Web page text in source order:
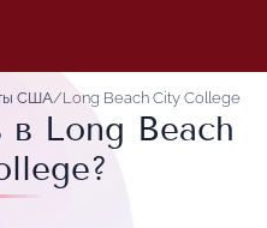
США/Long Beach City College
в Long Beach